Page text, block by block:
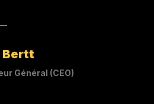
Bertt
Général (CEO)